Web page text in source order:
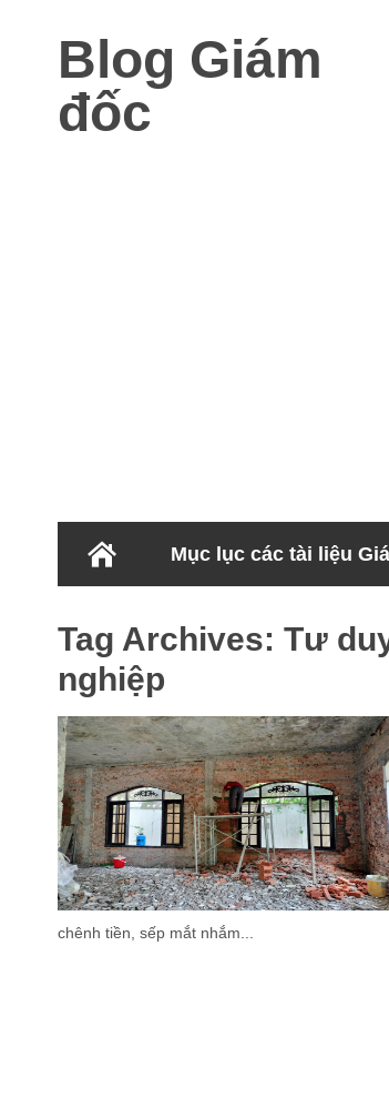
Blog Giám
đốc
Mục lục các tài liệu
Tag Archives: Tư
nghiệp
chênh tiền, sếp mắt nhắm...